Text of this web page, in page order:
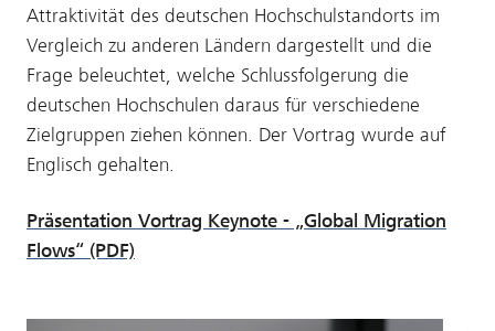
Attraktivität des deutschen Hochschulstandorts im
Vergleich zu anderen Ländern dargestellt und die
Frage beleuchtet, welche Schlussfolgerung die
deutschen Hochschulen daraus für verschiedene
Zielgruppen ziehen können. Der Vortrag wurde auf
Englisch gehalten.
Präsentation Vortrag Keynote - „Global Migration
Flows“ (PDF)